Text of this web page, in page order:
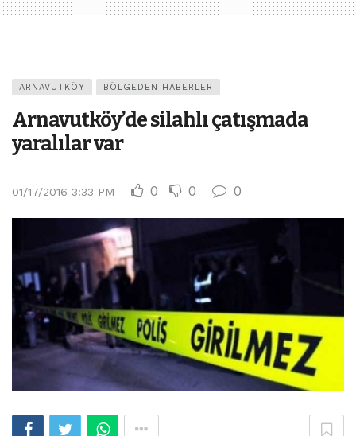
ARNAVUTKÖY BÖLGEDEN HABERLER
Arnavutköy’de silahlı çatışmada
yaralılar var
01/17/2016 3:33 PM 0 0 0